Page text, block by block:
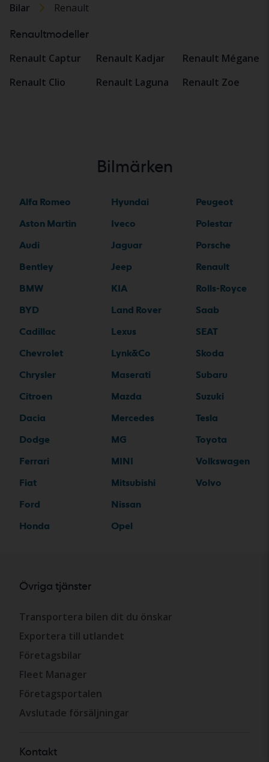
Bilar Renault
Renaultmodeller
Renault Captur
Renault Clio
Renault Kadjar
Renault Laguna
Renault Mégane
Renault Zoe
Bilmärken
Alfa Romeo
Aston Martin
Audi
Bentley
BMW
BYD
Cadillac
Chevrolet
Chrysler
Citroen
Dacia
Dodge
Ferrari
Fiat
Ford
Honda
Hyundai
Iveco
Jaguar
Jeep
KIA
Land Rover
Lexus
Lynk&Co
Maserati
Mazda
Mercedes
MG
MINI
Mitsubishi
Nissan
Opel
Peugeot
Polestar
Porsche
Renault
Rolls-Royce
Saab
SEAT
Skoda
Subaru
Suzuki
Tesla
Toyota
Volkswagen
Volvo
Övriga tjänster
Transportera bilen dit du önskar
Exportera till utlandet
Företagsbilar
Fleet Manager
Företagsportalen
Avslutade försäljningar
Kontakt